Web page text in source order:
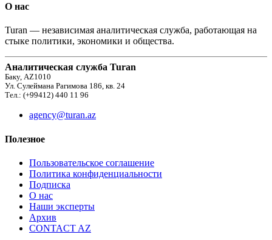
О нас
Turan — независимая аналитическая служба, работающая на
стыке политики, экономики и общества.
Аналитическая служба Turan
Баку, AZ1010
Ул. Сулеймана Рагимова 186, кв. 24
Тел.: (+99412) 440 11 96
agency@turan.az
Полезное
Пользовательское соглашение
Политика конфиденциальности
Подписка
О нас
Наши эксперты
Архив
CONTACT AZ